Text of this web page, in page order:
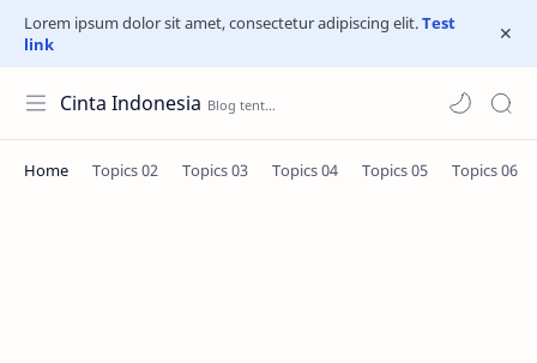
Lorem ipsum dolor sit amet, consectetur adipiscing elit.Test
link
Cinta Indonesia